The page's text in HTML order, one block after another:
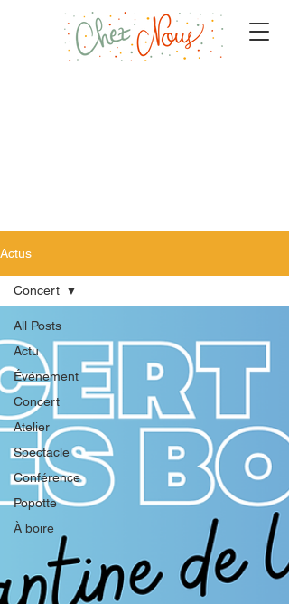
Actus
All Posts
Actu
Événement
Concert
Atelier
Spectacle
Conférence
Popotte
À boire
Concert